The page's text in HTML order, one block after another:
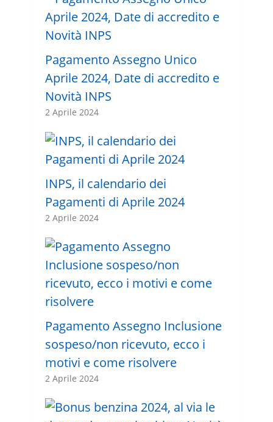
Pagamento Assegno Unico
Aprile 2024, Date di accredito e
Novità INPS
2 Aprile 2024
INPS, il calendario dei
Pagamenti di Aprile 2024
2 Aprile 2024
Pagamento Assegno Inclusione
sospeso/non ricevuto, ecco i
motivi e come risolvere
2 Aprile 2024